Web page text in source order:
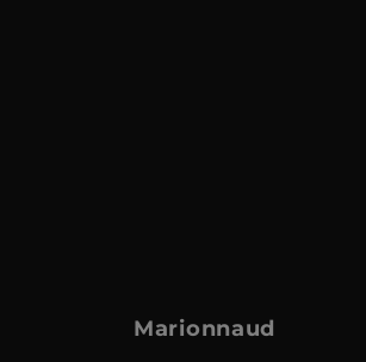
Marionnaud